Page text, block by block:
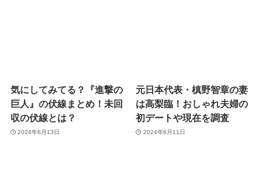
気にしてみてる？『進撃の
巨人』の伏線まとめ！未回
収の伏線とは？
2024年6月13日
元日本代表・槙野智章の妻
は高梨臨！おしゃれ夫婦の
初デートや現在を調査
2024年6月11日